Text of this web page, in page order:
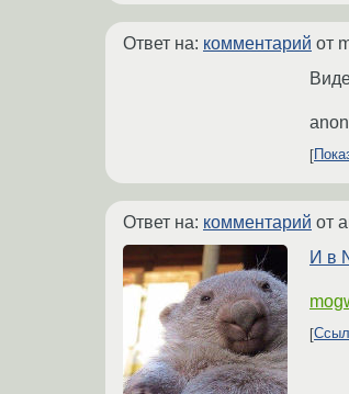
Ответ на: комментарий от
Ответ на: комментарий от
И в